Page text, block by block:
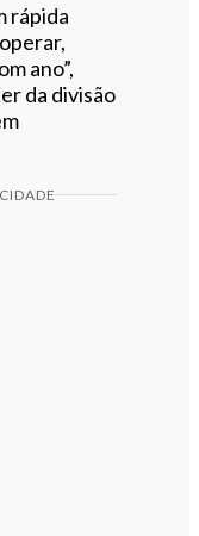
rápida
ano”,
da divisão